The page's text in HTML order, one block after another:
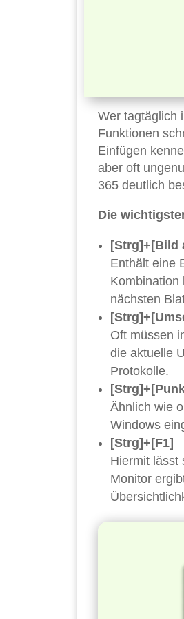
Wer tagtäglich
Funktionen
Einfügen
aber oft
365 deutlich
Die
[Strg]+[Bild
Enthält eine
Kombination
nächsten
Oft müssen
die aktuelle
Protokolle.
Ähnlich wie
Windows
[Strg]+[F1]
Hiermit lässt
Monitor